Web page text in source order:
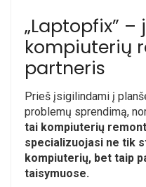
„Laptopfix”
kompiuterių
partneris
Prieš įsigilindami į
problemų sprendimą,
tai kompiuterių
specializuojasi ne tik
kompiuterių, bet taip
taisymuose.